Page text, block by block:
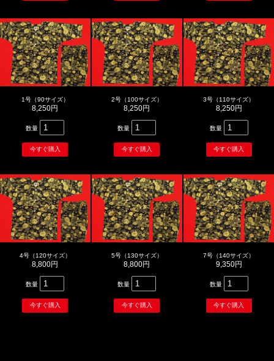
1号（90サイズ）
8,250円
数量
2号（100サイズ）
8,250円
数量
3号（110サイズ）
8,250円
数量
4号（120サイズ）
8,800円
数量
5号（130サイズ）
8,800円
数量
7号（140サイズ）
9,350円
数量